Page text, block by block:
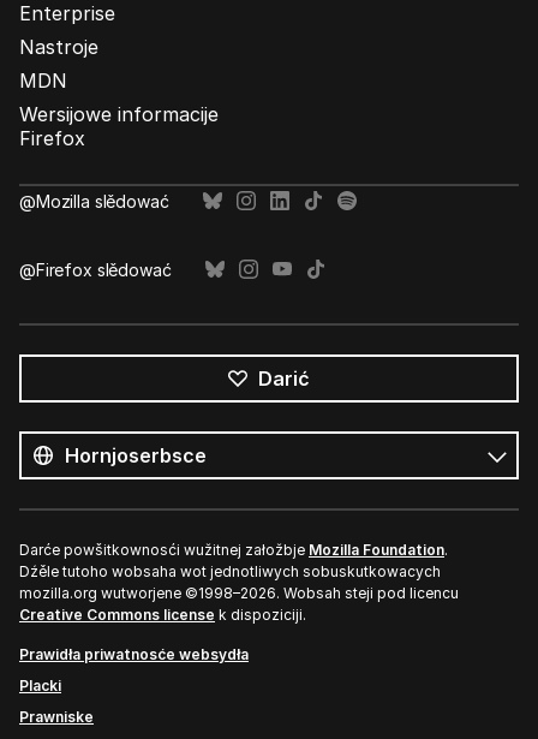
Enterprise
Nastroje
MDN
Wersijowe informacije
Firefox
@Mozilla slědować
@Firefox slědować
Darić
rěče
Rěč
Darće powšitkownosći wužitnej załožbje Mozilla Foundation.
Dźěle tutoho wobsaha wot jednotliwych sobuskutkowacych
mozilla.org wutworjene ©1998–2026. Wobsah steji pod licencu
Creative Commons license k dispoziciji.
Prawidła priwatnosće websydła
Placki
Prawniske